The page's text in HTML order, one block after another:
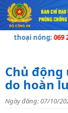
thoại nóng:069 234
Chủ
do hoàn
Ngày đăng: 07/10/